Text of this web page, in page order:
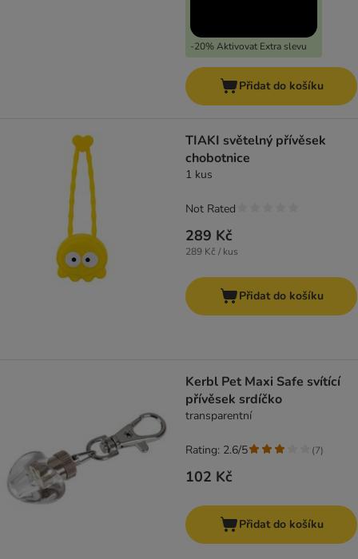
-20% Aktivovat Extra slevu
Přidat do košíku
TIAKI světelný přívěsek
chobotnice
1 kus
289 Kč
289 Kč / kus
Not Rated
Přidat do košíku
Kerbl Pet Maxi Safe svítící
přívěsek srdíčko
transparentní
102 Kč
Rating: 2.6/5 (7)
Přidat do košíku